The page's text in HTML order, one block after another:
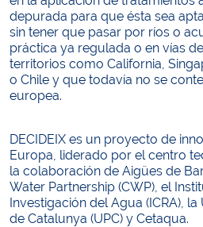
depurada para que ésta sea
sin tener que pasar por ríos o
práctica ya regulada o en vías
territorios como California,
o Chile y que todavía no se
europea.
DECIDEIX es un proyecto de
Europa, liderado por el centro
la colaboración de Aigües de
Water Partnership (CWP), el
Investigación del Agua (ICRA),
de Catalunya (UPC) y Cetaqua.